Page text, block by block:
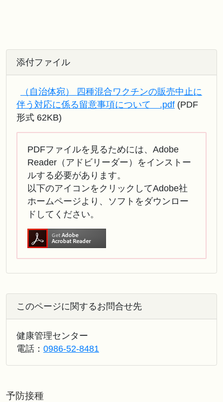
添付ファイル
（自治体宛） 四種混合ワクチンの販売中止に
伴う対応に係る留意事項について .pdf (PDF
形式 62KB)
PDFファイルを見るためには、Adobe
Reader（アドビリーダー）をインストー
ルする必要があります。
以下のアイコンをクリックしてAdobe社
ホームページより、ソフトをダウンロー
ドしてください。
このページに関するお問合せ先
健康管理センター
電話： 0986-52-8481
予防接種